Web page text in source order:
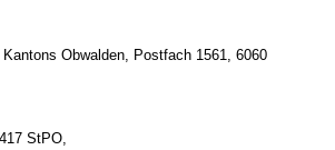
Obwalden, Postfach 1561, 6060
StPO,